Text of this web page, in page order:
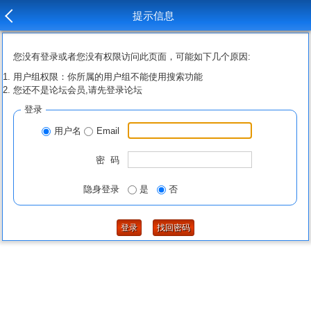
提示信息
您没有登录或者您没有权限访问此页面，可能如下几个原因:
用户组权限：你所属的用户组不能使用搜索功能
您还不是论坛会员,请先登录论坛
登录
用户名 Email
密 码
隐身登录 是 否